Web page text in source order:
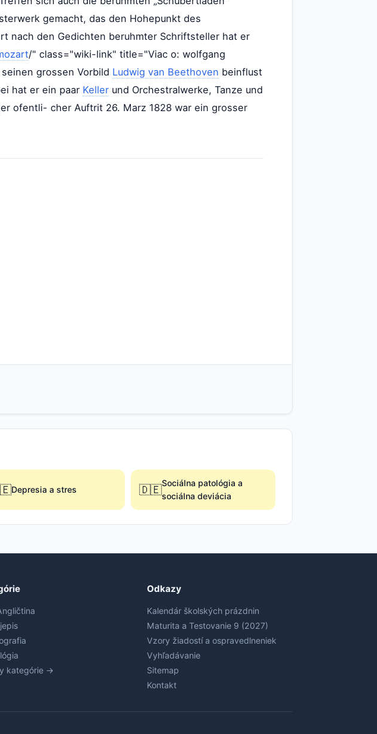
gemacht, das den Hohepunkt des
nach den Gedichten beruhmter Schriftsteller hat er
/" class="wiki-link" title="Viac o: wolfgang
grossen Vorbild Ludwig van Beethoven beinflust
hat er ein paar Keller und Orchestralwerke, Tanze und
ofentli- cher Auftrit 26. Marz 1828 war ein grosser
Depresia a stres 🇩🇪Sociálna patológia a
sociálna deviácia
kategórie →
Odkazy
Kalendár školských prázdnin
Maturita a Testovanie 9 (2027)
Vzory žiadostí a ospravedlneniek
Vyhľadávanie
Sitemap
Kontakt